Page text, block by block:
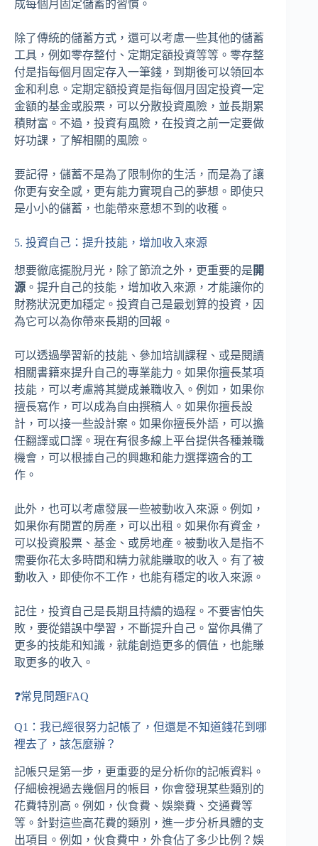
成每個月固定儲蓄的習慣。
除了傳統的儲蓄方式，還可以考慮一些其他的儲蓄
工具，例如零存整付、定期定額投資等等。零存整
付是指每個月固定存入一筆錢，到期後可以領回本
金和利息。定期定額投資是指每個月固定投資一定
金額的基金或股票，可以分散投資風險，並長期累
積財富。不過，投資有風險，在投資之前一定要做
好功課，了解相關的風險。
要記得，儲蓄不是為了限制你的生活，而是為了讓
你更有安全感，更有能力實現自己的夢想。即使只
是小小的儲蓄，也能帶來意想不到的收穫。
5. 投資自己：提升技能，增加收入來源
想要徹底擺脫月光，除了節流之外，更重要的是 開
源 。提升自己的技能，增加收入來源，才能讓你的
財務狀況更加穩定。投資自己是最划算的投資，因
為它可以為你帶來長期的回報。
可以透過學習新的技能、參加培訓課程、或是閱讀
相關書籍來提升自己的專業能力。如果你擅長某項
技能，可以考慮將其變成兼職收入。例如，如果你
擅長寫作，可以成為自由撰稿人。如果你擅長設
計，可以接一些設計案。如果你擅長外語，可以擔
任翻譯或口譯。現在有很多線上平台提供各種兼職
機會，可以根據自己的興趣和能力選擇適合的工
作。
此外，也可以考慮發展一些被動收入來源。例如，
如果你有閒置的房產，可以出租。如果你有資金，
可以投資股票、基金、或房地產。被動收入是指不
需要你花太多時間和精力就能賺取的收入。有了被
動收入，即使你不工作，也能有穩定的收入來源。
記住，投資自己是長期且持續的過程。不要害怕失
敗，要從錯誤中學習，不斷提升自己。當你具備了
更多的技能和知識，就能創造更多的價值，也能賺
取更多的收入。
❓常見問題FAQ
Q1：我已經很努力記帳了，但還是不知道錢花到哪
裡去了，該怎麼辦？
記帳只是第一步，更重要的是分析你的記帳資料。
仔細檢視過去幾個月的帳目，你會發現某些類別的
花費特別高。例如，伙食費、娛樂費、交通費等
等。針對這些高花費的類別，進一步分析具體的支
出項目。例如，伙食費中，外食佔了多少比例？娛